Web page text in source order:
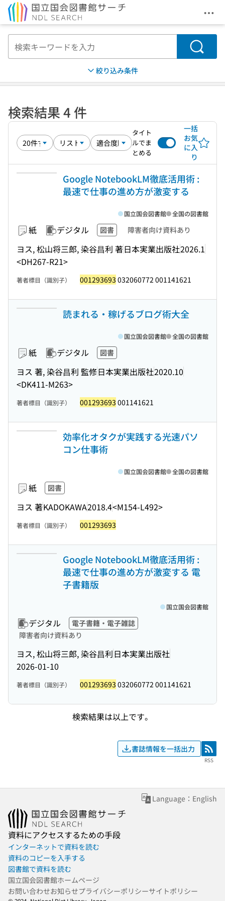
メ
検索
絞り込み条件
検索結果 4 件
タイト
ルでま
とめる
一括
お気
に入
り
Google NotebookLM徹底活用術 :
最速で仕事の進め方が激変する
紙 デジタル 図書 障害者向け資料あり
ヨス, 松山将三郎, 染谷昌利 著日本実業出版社2026.1
<DH267-R21>
国立国会図書館 全国の図書館
著者標目（識別子） 001293693 032060772 001141621
読まれる・稼げるブログ術大全
紙 デジタル 図書
ヨス 著, 染谷昌利 監修日本実業出版社2020.10
<DK411-M263>
国立国会図書館 全国の図書館
著者標目（識別子） 001293693 001141621
効率化オタクが実践する光速パソ
コン仕事術
紙 図書
ヨス 著KADOKAWA2018.4<M154-L492>
国立国会図書館 全国の図書館
著者標目（識別子） 001293693
Google NotebookLM徹底活用術 :
最速で仕事の進め方が激変する 電
子書籍版
デジタル
電子書籍・電子雑誌
障害者向け資料あり
ヨス, 松山将三郎, 染谷昌利日本実業出版社
2026-01-10
国立国会図書館
著者標目（識別子） 001293693 032060772 001141621
検索結果は以上です。
書誌情報を一括出力 RSS
RSS
Language：English
資料にアクセスするための手段
インターネットで資料を読む
資料のコピーを入手する
図書館で資料を読む
国立国会図書館ホームページ
お問い合わせお知らせプライバシーポリシーサイトポリシー